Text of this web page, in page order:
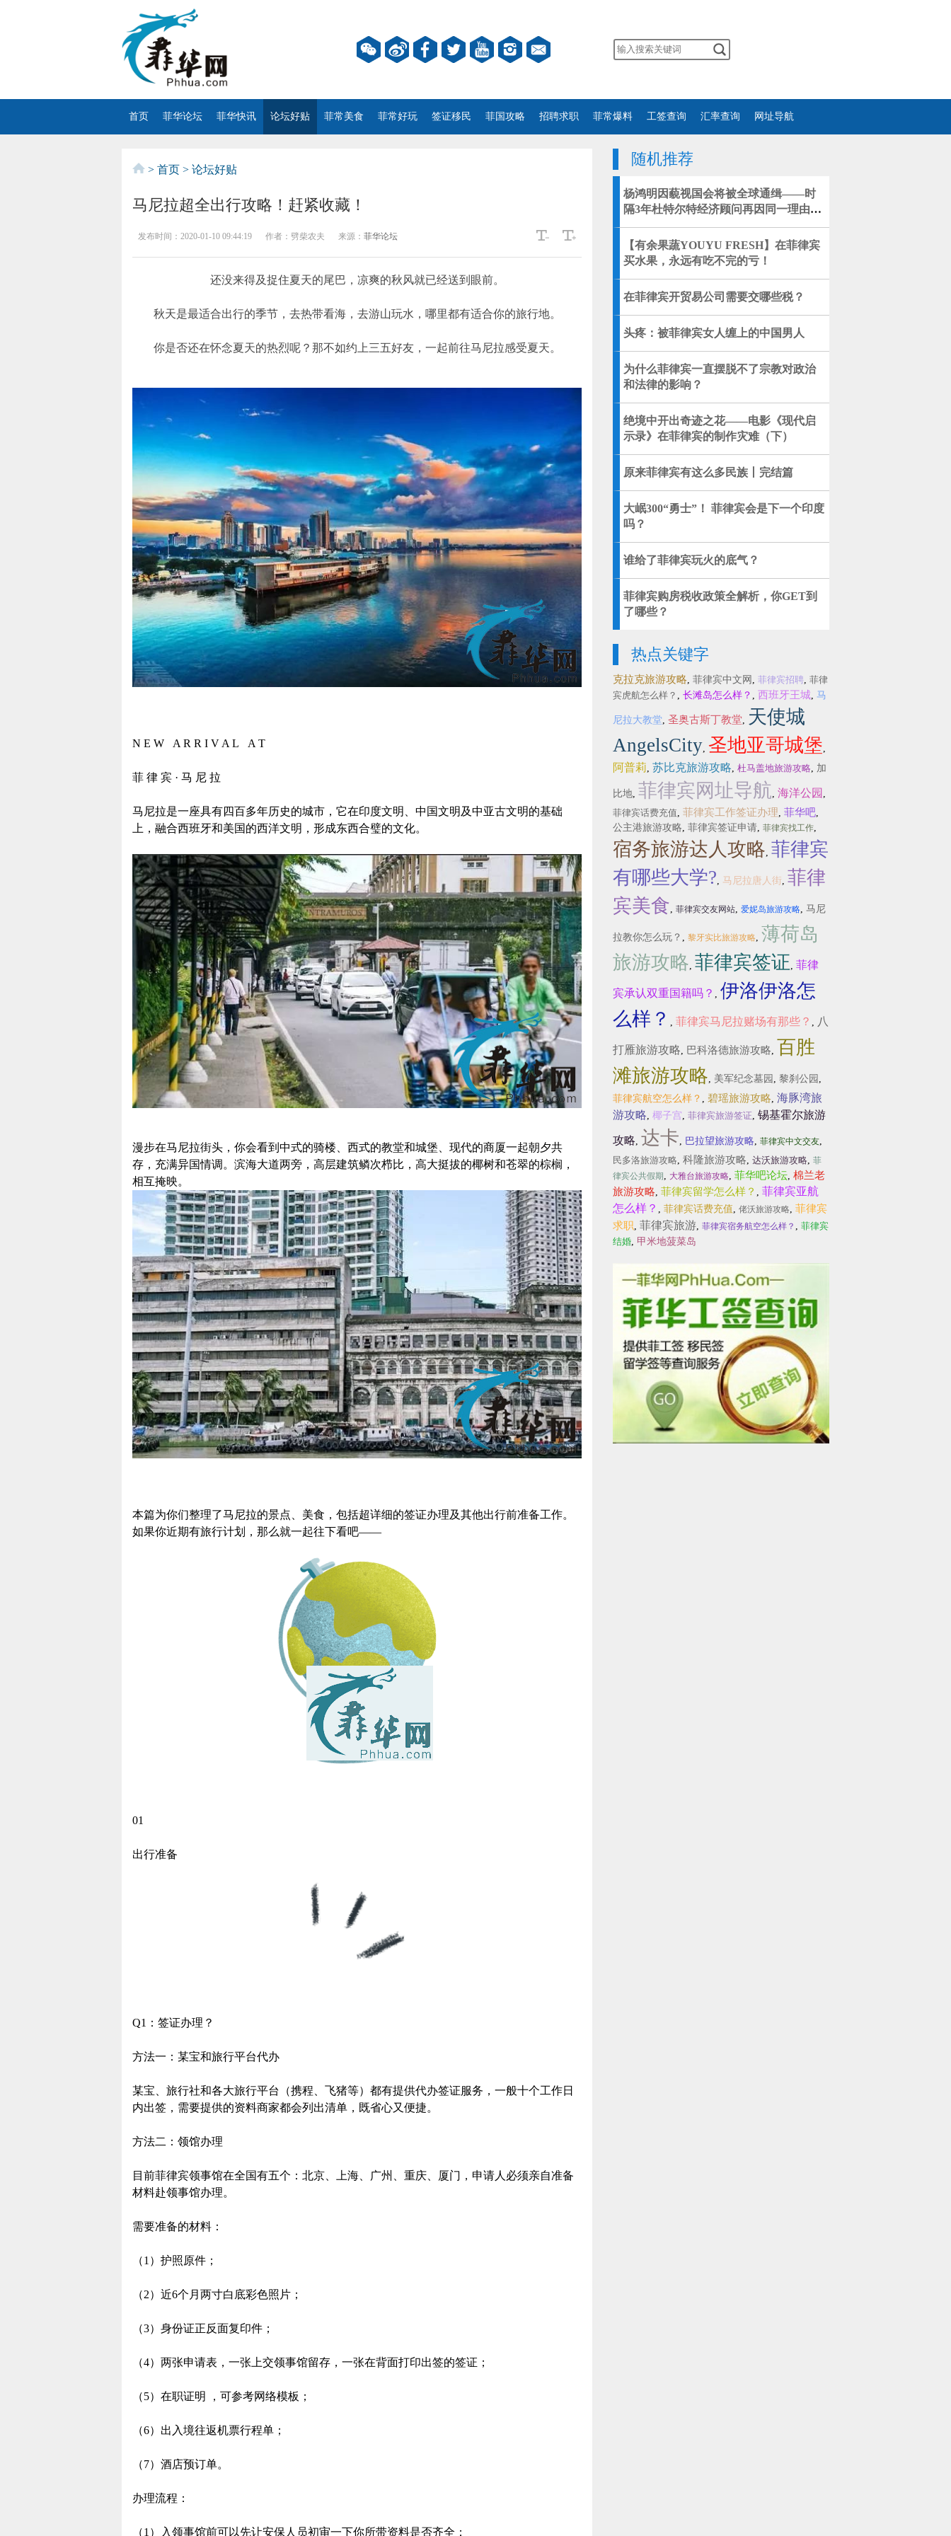
首页 菲华论坛 菲华快讯 论坛好贴 菲常美食 菲常好玩 签证移民 菲国攻略 招聘求职 菲常爆料 工签查询 汇率查询 网址导航
> 首页 > 论坛好贴
马尼拉超全出行攻略！赶紧收藏！
发布时间： 2020-01-10 09:44:19 作者： 劈柴农夫 来源： 菲华论坛
还没来得及捉住夏天的尾巴，凉爽的秋风就已经送到眼前。
秋天是最适合出行的季节，去热带看海，去游山玩水，哪里都有适合你的旅行地。
你是否还在怀念夏天的热烈呢？那不如约上三五好友，一起前往马尼拉感受夏天。
N E W A R R I V A L A T
菲 律 宾 · 马 尼 拉
马尼拉是一座具有四百多年历史的城市，它在印度文明、中国文明及中亚古文明的基础
上，融合西班牙和美国的西洋文明，形成东西合璧的文化。
漫步在马尼拉街头，你会看到中式的骑楼、西式的教堂和城堡、现代的商厦一起朝夕共
存，充满异国情调。滨海大道两旁，高层建筑鳞次栉比，高大挺拔的椰树和苍翠的棕榈，
相互掩映。
本篇为你们整理了马尼拉的景点、美食，包括超详细的签证办理及其他出行前准备工作。
如果你近期有旅行计划，那么就一起往下看吧——
01
出行准备
Q1：签证办理？
方法一：某宝和旅行平台代办
某宝、旅行社和各大旅行平台（携程、飞猪等）都有提供代办签证服务，一般十个工作日
内出签，需要提供的资料商家都会列出清单，既省心又便捷。
方法二：领馆办理
目前菲律宾领事馆在全国有五个：北京、上海、广州、重庆、厦门，申请人必须亲自准备
材料赴领事馆办理。
需要准备的材料：
（1）护照原件；
（2）近6个月两寸白底彩色照片；
（3）身份证正反面复印件；
（4）两张申请表，一张上交领事馆留存，一张在背面打印出签的签证；
（5）在职证明 ，可参考网络模板；
（6）出入境往返机票行程单；
（7）酒店预订单。
办理流程：
（1）入领事馆前可以先让安保人员初审一下你所带资料是否齐全；
随机推荐
杨鸿明因藐视国会将被全球通缉——时
隔3年杜特尔特经济顾问再因同一理由遭
逮捕
【有余果蔬YOUYU FRESH】在菲律宾
买水果，永远有吃不完的亏！
在菲律宾开贸易公司需要交哪些税？
头疼：被菲律宾女人缠上的中国男人
为什么菲律宾一直摆脱不了宗教对政治
和法律的影响？
绝境中开出奇迹之花——电影《现代启
示录》在菲律宾的制作灾难（下）
原来菲律宾有这么多民族丨完结篇
大岷300“勇士”！ 菲律宾会是下一个印度
吗？
谁给了菲律宾玩火的底气？
菲律宾购房税收政策全解析，你GET到
了哪些？
热点关键字
克拉克旅游攻略, 菲律宾中文网 , 菲律宾招聘, 菲律
宾虎航怎么样？ , 长滩岛怎么样？ , 西班牙王城, 马
尼拉大教堂, 圣奥古斯丁教堂, 天使城
AngelsCity, 圣地亚哥城堡,
阿普莉, 苏比克旅游攻略, 杜马盖地旅游攻略, 加
比地, 菲律宾网址导航, 海洋公园 ,
菲律宾话费充值, 菲律宾工作签证办理, 菲华吧,
公主港旅游攻略, 菲律宾签证申请, 菲律宾找工作,
宿务旅游达人攻略, 菲律宾
有哪些大学?, 马尼拉唐人街, 菲律
宾美食, 菲律宾交友网站, 爱妮岛旅游攻略, 马尼
拉教你怎么玩？ , 黎牙实比旅游攻略, 薄荷岛
旅游攻略, 菲律宾签证, 菲律
宾承认双重国籍吗？ , 伊洛伊洛怎
么样？ , 菲律宾马尼拉赌场有那些？ , 八
打雁旅游攻略, 巴科洛德旅游攻略, 百胜
滩旅游攻略, 美军纪念墓园 , 黎刹公园 ,
菲律宾航空怎么样？ , 碧瑶旅游攻略, 海豚湾旅
游攻略, 椰子宫, 菲律宾旅游签证, 锡基霍尔旅游
攻略, 达卡, 巴拉望旅游攻略, 菲律宾中文交友,
民多洛旅游攻略, 科隆旅游攻略, 达沃旅游攻略, 菲
律宾公共假期 , 大雅台旅游攻略, 菲华吧论坛, 棉兰老
旅游攻略, 菲律宾留学怎么样？ , 菲律宾亚航
怎么样？ , 菲律宾话费充值, 佬沃旅游攻略, 菲律宾
求职, 菲律宾旅游, 菲律宾宿务航空怎么样？ , 菲律宾
结婚, 甲米地菠菜岛